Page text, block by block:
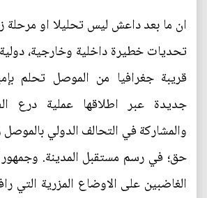
ان ما بعد داعش ليس تحليلا او مرحلة
تحديات خطيرة داخلية وخارجية،
قريبة جغرافيا من الموصل تحلم
جديدة عبر اطلاقها عملية درع
والمشاركة في التحالف الدولي بالموصل
حق؛ في رسم مستقبل المدينة. وجمهور
الغاضبين على الاوضاع المزرية